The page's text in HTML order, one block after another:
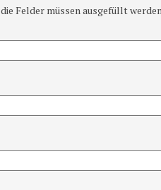
die Felder müssen ausgefüllt